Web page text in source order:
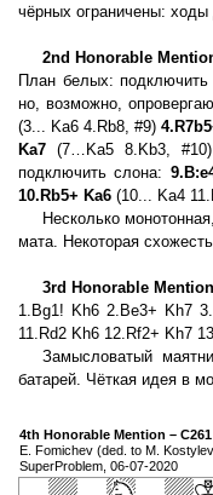
чёрных ограничены: ходы
2nd Honorable
План белых: подключить
но, возможно,
(3... Ka6 4.Rb8, #9)
Ka7 (7…Ka5 8.Kb3, #10)
подключить слона:
10.Rb5+ Ka6 (10... Ka4
Несколько
мата. Некоторая
3rd Honorable
1.Bg1! Kh6 2.Be3+ Kh7
11.Rd2 Kh6 12.Rf2+ Kh7
Замысловатый
батарей. Чёткая идея в
4th Honorable Mention – C261
E. Fomichev (ded. to M.
SuperProblem, 06-07-2020